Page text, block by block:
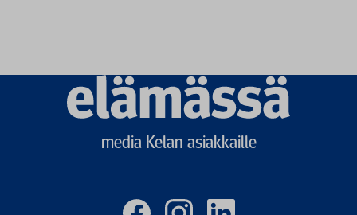
Elämässä
logo
media Kelan asiakkaille